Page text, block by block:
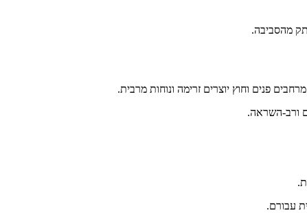
מהסביבה.
פנים וחוץ יוצרים זרימה ונוחות מרבית.
ורב-השראה.
עבורם.